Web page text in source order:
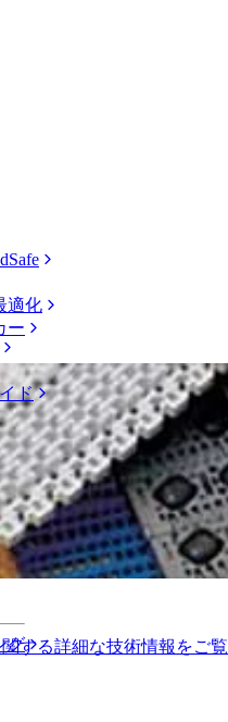
する詳細な技術情報をご
適化
ー
グ
ド
設計、技術の